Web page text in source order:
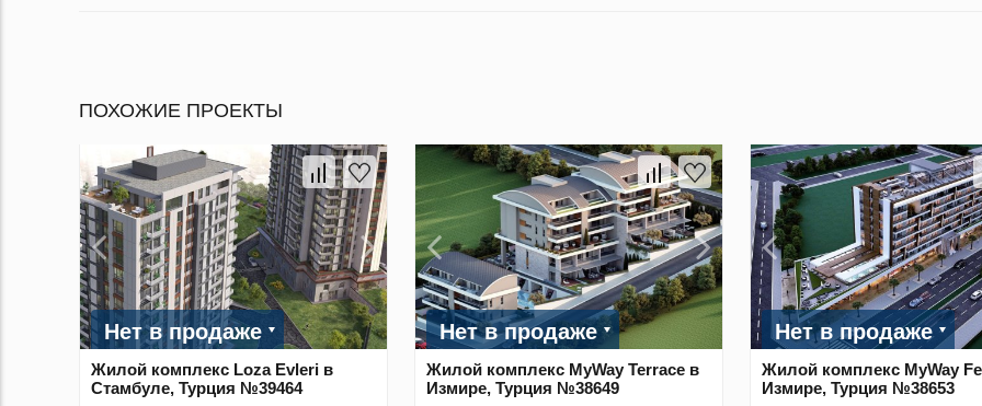
ПОХОЖИЕ ПРОЕКТЫ
Нет в продаже
Жилой комплекс Loza Evleri в
Стамбуле, Турция №39464
Нет в продаже
Жилой комплекс MyWay Terrace в
Измире, Турция №38649
Нет в продаже
Жилой комплекс MyWay
Измире, Турция №38653